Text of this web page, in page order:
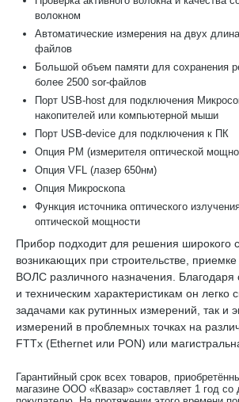
волокном
Автоматические измерения на двух
файлов
Большой объем памяти для сохранения
более 2500 sor-файлов
Порт USB-host для подключения
накопителей или компьютерной мыши
Порт USB-device для подключения к ПК
Опция PM (измерителя оптической
Опция VFL (лазер 650нм)
Опция Микроскопа
Функция источника оптического
оптической мощности
Прибор подходит для решения широкого
возникающих при строительстве, приемке
ВОЛС различного назначения. Благодаря
и техническим характеристикам он легко
задачами как рутинных измерений, так и
измерений в проблемных точках на
FTTx (Ethernet или PON) или
Гарантийный срок всех товаров,
магазине ООО «Квазар» составляет 1 год со